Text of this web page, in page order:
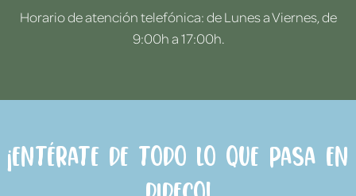
Horario de atención telefónica: de Lunes a Viernes, de
9:00h a 17:00h.
¡Entérate de todo lo que pasa en